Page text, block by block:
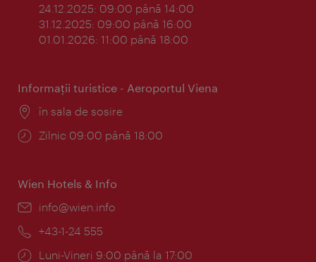
24.12.2025: 09:00 până 14:00
31.12.2025: 09:00 până 16:00
01.01.2026: 11:00 până 18:00
Informaţii turistice - Aeroportul Viena
Locul:
în sala de sosire
Program:
Zilnic 09:00 până 18:00
Wien Hotels & Info
E-
info@wien.info
Telefon:
+43-1-24 555
Program:
Luni-Vineri 9:00 până la 17:00